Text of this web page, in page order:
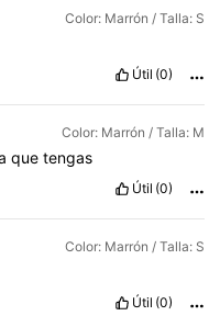
Color: Marrón / Talla: S
Útil (0)
Color: Marrón / Talla: M
quetengas
Útil (0)
Color: Marrón / Talla: S
Útil (0)